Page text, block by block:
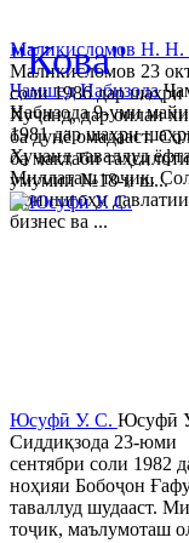
Ҷамшед Набизода
Набизода 9-уми
1981 дар шаҳри
Хуҷанд таваллуд
Миллаташ тоҷик.
Донишгоҳи
бизнес ва ...
Маликисломов Н. Н.
Маликисломов 23
соли 1986 дар шаҳри
Хуҷанд, дар оилаи
ба дунё омадааст.
ба мактаби таҳсилоти
умумии №18-и ш...
Юсуфӣ У. C. Юсуфӣ
Сиддиқзода 23-юми
сентябри соли 1982
ноҳияи Бобоҷон
таваллуд шудааст.
тоҷик, маълумоташ
"Кова"